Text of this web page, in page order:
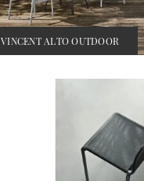
VINCENT ALTO OUTDOOR